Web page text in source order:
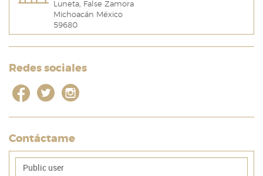
Luneta, False Zamora
Michoacán México
59680
Redes sociales
Contáctame